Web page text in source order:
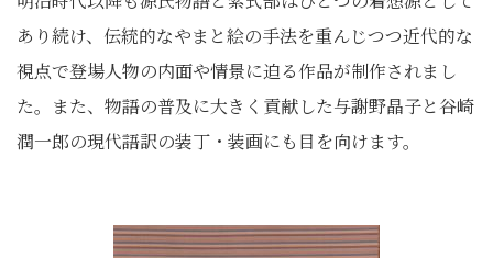
あり続け、伝統的なやまと絵の手法を重んじつつ近代的な
視点で登場人物の内面や情景に迫る作品が制作されまし
た。また、物語の普及に大きく貢献した与謝野晶子と谷崎
潤一郎の現代語訳の装丁・装画にも目を向けます。